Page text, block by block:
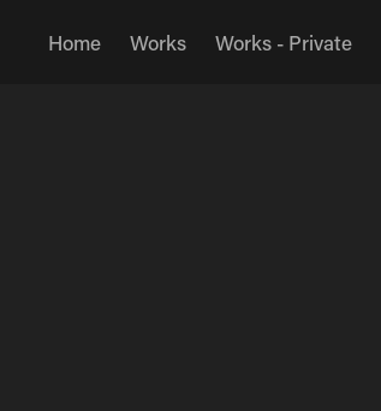
Home Works Works - Private